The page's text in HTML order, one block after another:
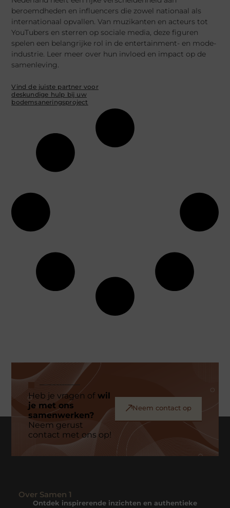
beroemdheden en influencers die zowel nationaal als
internationaal opvallen. Van muzikanten en acteurs tot
YouTubers en sterren op sociale media, deze figuren
spelen een belangrijke rol in de entertainment- en mode-
industrie. Leer meer over hun invloed en impact op de
samenleving.
Vind de juiste partner voor
deskundige hulp bij uw
bodemsaneringsproject
Heb je vragen ofwil
je met ons
samenwerken?
Neem gerust
contact met ons op!
Neem contact op
Over Samen 1
Ontdek inspirerende inzichten en authentieke